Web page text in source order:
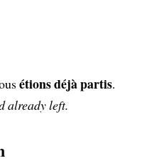
étions déjà partis.
already left.